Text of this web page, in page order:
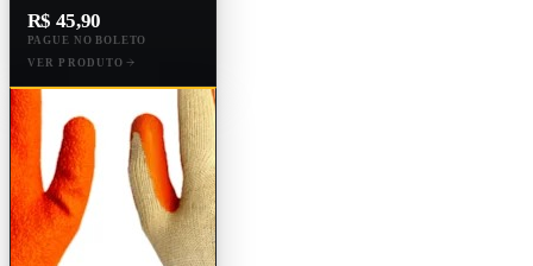
R$ 45,90
PAGUE NO BOLETO
VER PRODUTO